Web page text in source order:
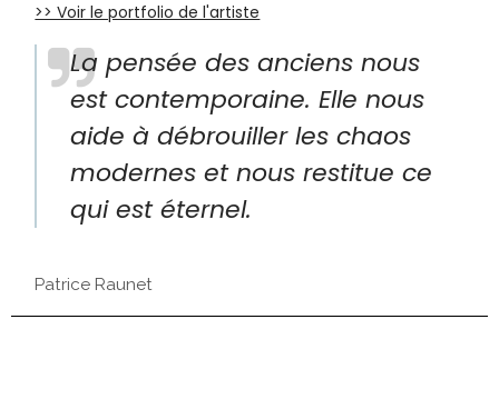
>> Voir le portfolio de l'artiste
La pensée des anciens nous
est contemporaine. Elle nous
aide à débrouiller les chaos
modernes et nous restitue ce
qui est éternel.
Patrice Raunet